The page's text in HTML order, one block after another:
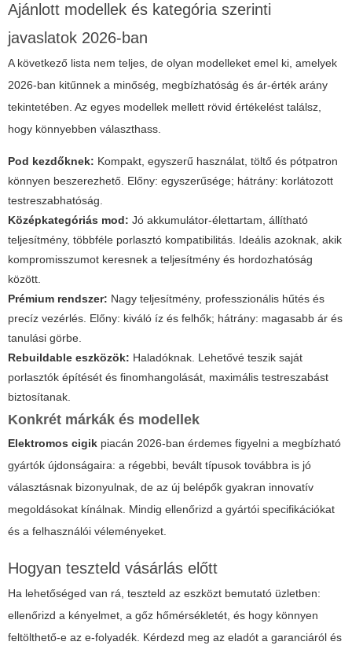
Ajánlott modellek és kategória szerinti
javaslatok 2026-ban
A következő lista nem teljes, de olyan modelleket emel ki, amelyek
2026-ban kitűnnek a minőség, megbízhatóság és ár-érték arány
tekintetében. Az egyes modellek mellett rövid értékelést találsz,
hogy könnyebben választhass.
Pod kezdőknek: Kompakt, egyszerű használat, töltő és pótpatron
könnyen beszerezhető. Előny: egyszerűsége; hátrány: korlátozott
testreszabhatóság.
Középkategóriás mod: Jó akkumulátor-élettartam, állítható
teljesítmény, többféle porlasztó kompatibilitás. Ideális azoknak, akik
kompromisszumot keresnek a teljesítmény és hordozhatóság
között.
Prémium rendszer: Nagy teljesítmény, professzionális hűtés és
precíz vezérlés. Előny: kiváló íz és felhők; hátrány: magasabb ár és
tanulási görbe.
Rebuildable eszközök: Haladóknak. Lehetővé teszik saját
porlasztók építését és finomhangolását, maximális testreszabást
biztosítanak.
Konkrét márkák és modellek
Elektromos cigik piacán 2026-ban érdemes figyelni a megbízható
gyártók újdonságaira: a régebbi, bevált típusok továbbra is jó
választásnak bizonyulnak, de az új belépők gyakran innovatív
megoldásokat kínálnak. Mindig ellenőrizd a gyártói specifikációkat
és a felhasználói véleményeket.
Hogyan teszteld vásárlás előtt
Ha lehetőséged van rá, teszteld az eszközt bemutató üzletben:
ellenőrizd a kényelmet, a gőz hőmérsékletét, és hogy könnyen
feltölthető-e az e-folyadék. Kérdezd meg az eladót a garanciáról és